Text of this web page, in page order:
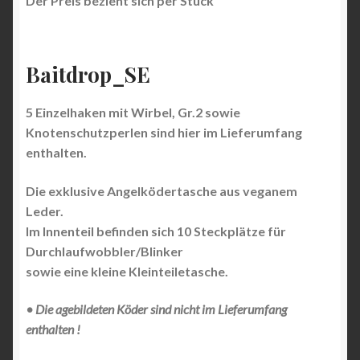
Baitdrop_SE
5 Einzelhaken mit Wirbel, Gr.2 sowie
Knotenschutzperlen sind hier im Lieferumfang
enthalten.
Die exklusive Angelködertasche aus veganem
Leder.
Im Innenteil befinden sich 10 Steckplätze für
Durchlaufwobbler/Blinker
sowie eine kleine Kleinteiletasche.
• Die agebildeten Köder sind nicht im Lieferumfang
enthalten !